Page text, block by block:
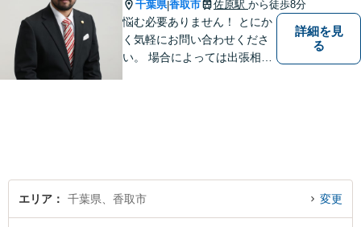
千葉県|香取市 佐原駅 から徒歩8分
悩む必要ありません！ とにか
く気軽にお問い合わせくださ
い。 場合によっては出張相談
詳細を見
る
エリア 千葉県、香取市 変更